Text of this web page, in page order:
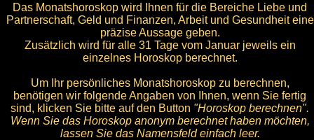
Das Monatshoroskop wird Ihnen für die Bereiche Liebe und
Partnerschaft, Geld und Finanzen, Arbeit und Gesundheit eine
präzise Aussage geben.
Zusätzlich wird für alle 31 Tage vom Januar jeweils ein
einzelnes Horoskop berechnet.
Um Ihr persönliches Monatshoroskop zu berechnen,
benötigen wir folgende Angaben von Ihnen, wenn Sie fertig
sind, klicken Sie bitte auf den Button "Horoskop berechnen".
Wenn Sie das Horoskop anonym berechnet haben möchten,
lassen Sie das Namensfeld einfach leer.